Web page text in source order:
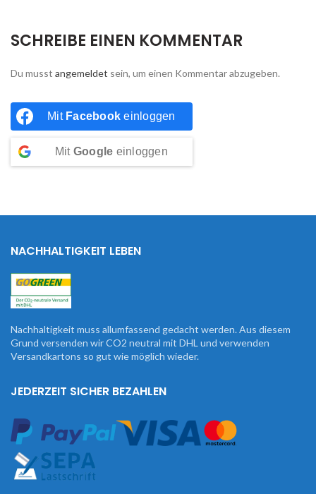
SCHREIBE EINEN KOMMENTAR
Du musst angemeldet sein, um einen Kommentar abzugeben.
Mit Facebook einloggen
Mit Google einloggen
NACHHALTIGKEIT LEBEN
Nachhaltigkeit muss allumfassend gedacht werden. Aus diesem
Grund versenden wir CO2 neutral mit DHL und verwenden
Versandkartons so gut wie möglich wieder.
JEDERZEIT SICHER BEZAHLEN